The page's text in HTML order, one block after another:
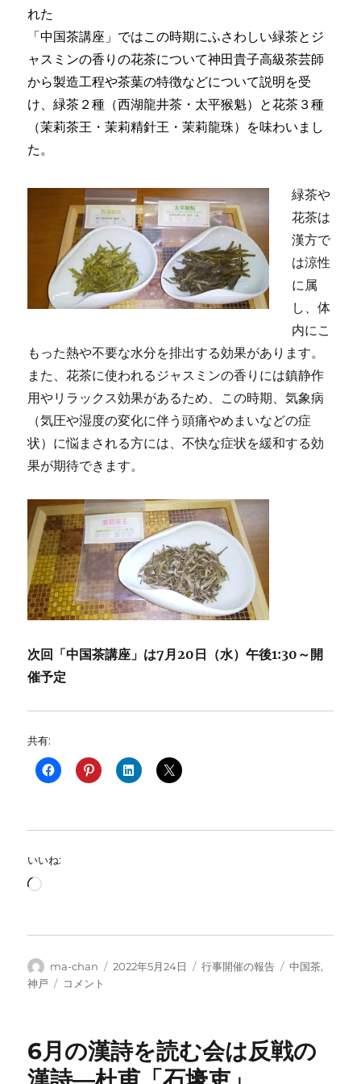
れた
「中国茶講座」ではこの時期にふさわしい緑茶とジ
ャスミンの香りの花茶について神田貴子高級茶芸師
から製造工程や茶葉の特徴などについて説明を受
け、緑茶２種（西湖龍井茶・太平猴魁）と花茶３種
（茉莉茶王・茉莉精針王・茉莉龍珠）を味わいまし
た。
緑茶や
花茶は
漢方で
は涼性
に属
し、体
内にこ
もった熱や不要な水分を排出する効果があります。
また、花茶に使われるジャスミンの香りには鎮静作
用やリラックス効果があるため、この時期、気象病
（気圧や湿度の変化に伴う頭痛やめまいなどの症
状）に悩まされる方には、不快な症状を緩和する効
果が期待できます。
次回「中国茶講座」は7月20日（水）午後1:30～開
催予定
共有:
いいね:
読
中…
投
稿
ma-chan
投
2022年5月24日
カ
行事開催の報告
タ
中国茶,
神戸
中
座
―
コメント
6月の漢詩を読む会は反戦の